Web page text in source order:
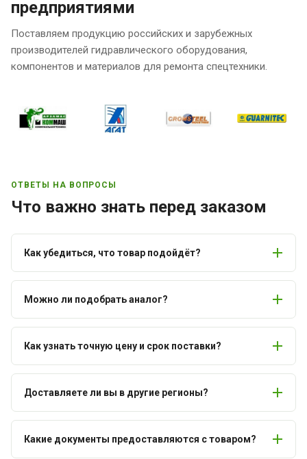
предприятиями
Поставляем продукцию российских и зарубежных
производителей гидравлического оборудования,
компонентов и материалов для ремонта спецтехники.
ОТВЕТЫ НА ВОПРОСЫ
Что важно знать перед заказом
Как убедиться, что товар подойдёт?
Можно ли подобрать аналог?
Как узнать точную цену и срок поставки?
Доставляете ли вы в другие регионы?
Какие документы предоставляются с товаром?